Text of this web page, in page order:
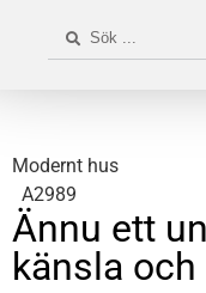
Modernt hus
A2989
Ännu ett
känsla